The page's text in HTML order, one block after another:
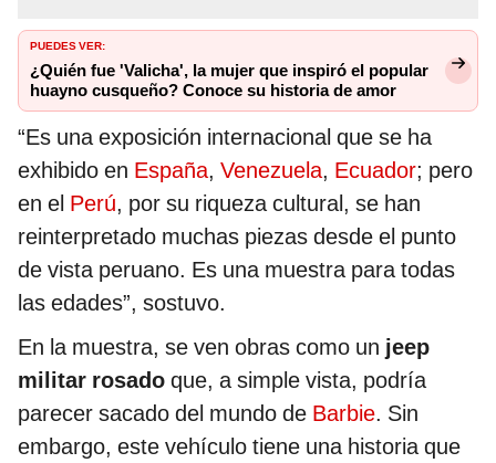
PUEDES VER:
¿Quién fue 'Valicha', la mujer que inspiró el popular
huayno cusqueño? Conoce su historia de amor
“Es una exposición internacional que se ha
exhibido en España, Venezuela, Ecuador; pero
en el Perú, por su riqueza cultural, se han
reinterpretado muchas piezas desde el punto
de vista peruano. Es una muestra para todas
las edades”, sostuvo.
En la muestra, se ven obras como un jeep
militar rosado que, a simple vista, podría
parecer sacado del mundo de Barbie. Sin
embargo, este vehículo tiene una historia que